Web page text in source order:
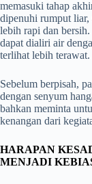
memasuki tahap
dipenuhi rumput
lebih rapi dan
dapat dialiri air
terlihat lebih terawat.
Sebelum berpisah,
dengan senyum
bahkan meminta
kenangan dari
HARAPAN
MENJADI